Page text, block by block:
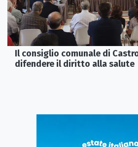
Il consiglio comunale di
difendere il diritto alla salute